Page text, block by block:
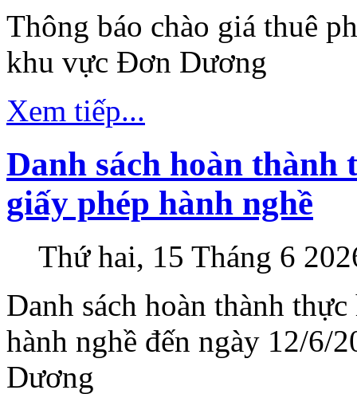
Thông báo chào giá thuê
khu vực Đơn Dương
Xem tiếp...
Danh sách hoàn thành
giấy phép hành nghề
Thứ hai, 15 Tháng 6
Danh sách hoàn thành
hành nghề đến ngày 12/
Dương